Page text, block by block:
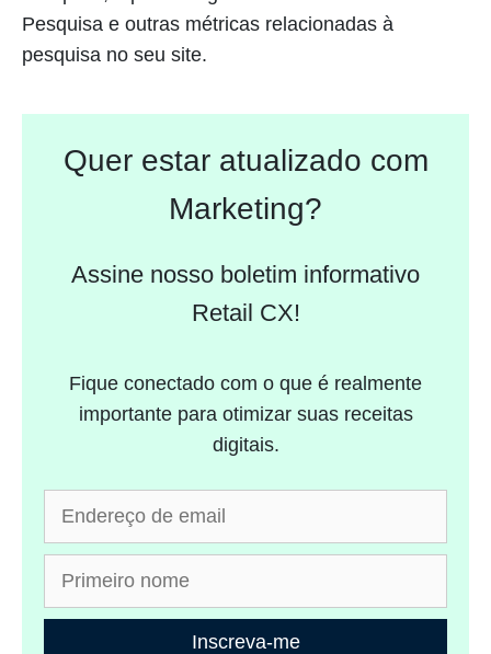
Pesquisa e outras métricas relacionadas à
pesquisa no seu site.
Quer estar atualizado com
Marketing?
Assine nosso boletim informativo
Retail CX!
Fique conectado com o que é realmente
importante para otimizar suas receitas
digitais.
Inscreva-me